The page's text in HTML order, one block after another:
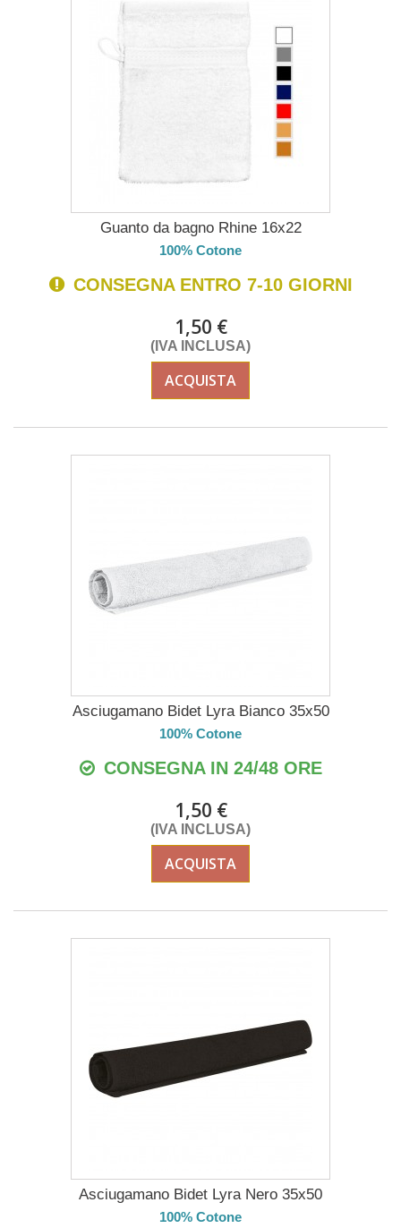
Guanto da bagno Rhine 16x22
100% Cotone
CONSEGNA ENTRO 7-10 GIORNI
1,50 €
(IVA INCLUSA)
ACQUISTA
Asciugamano Bidet Lyra Bianco 35x50
100% Cotone
CONSEGNA IN 24/48 ORE
1,50 €
(IVA INCLUSA)
ACQUISTA
Asciugamano Bidet Lyra Nero 35x50
100% Cotone